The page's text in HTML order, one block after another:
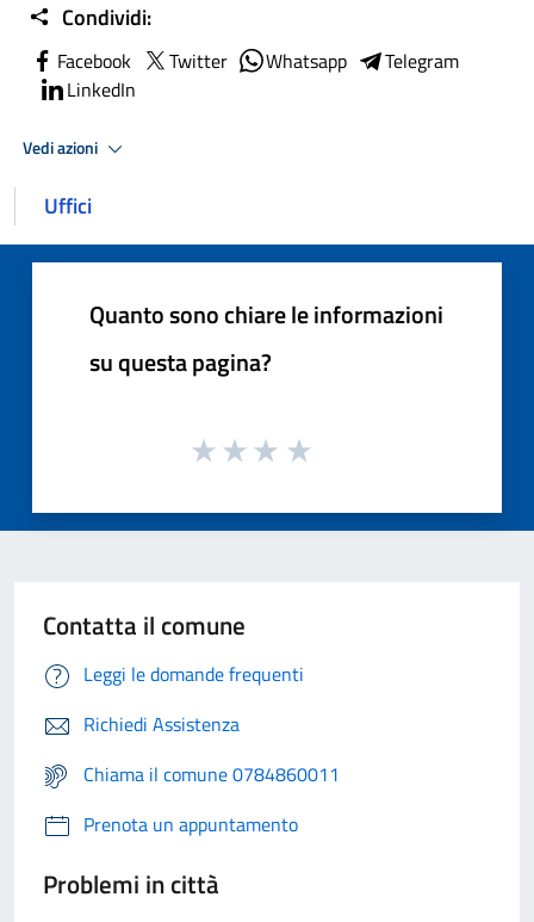
Condividi:
Facebook Twitter Whatsapp
Telegram
LinkedIn
Vedi azioni
Uffici
Quanto sono chiare le informazioni
su questa pagina?
Contatta il comune
Leggi le domande frequenti
Richiedi Assistenza
Chiama il comune 0784860011
Prenota un appuntamento
Problemi in città